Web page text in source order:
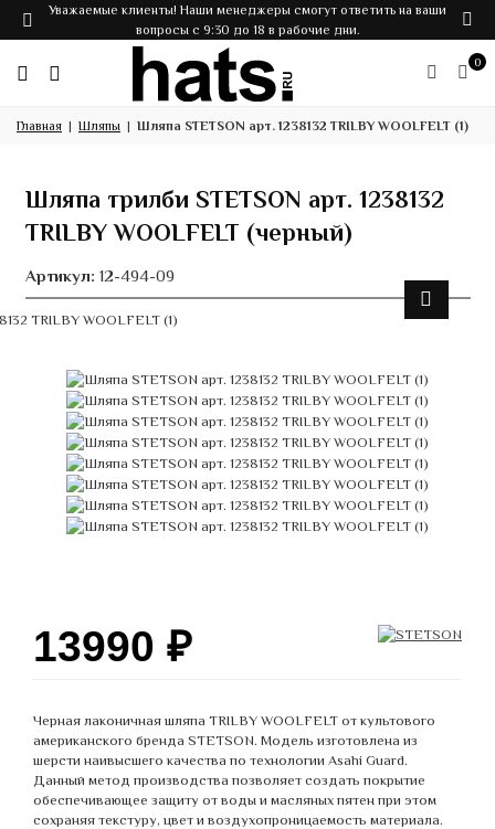
Уважаемые клиенты! Наши менеджеры смогут ответить на ваши
вопросы с 9:30 до 18 в рабочие дни.
0
Главная Шляпы Шляпа STETSON арт. 1238132 TRILBY WOOLFELT (1)
Шляпа трилби STETSON арт. 1238132
TRILBY WOOLFELT (черный)
Артикул: 12-494-09
13990 ₽
Черная лаконичная шляпа TRILBY WOOLFELT от культового
американского бренда STETSON. Модель изготовлена из
шерсти наивысшего качества по технологии Asahi Guard.
Данный метод производства позволяет создать покрытие
обеспечивающее защиту от воды и масляных пятен при этом
сохраняя текстуру, цвет и воздухопроницаемость материала.